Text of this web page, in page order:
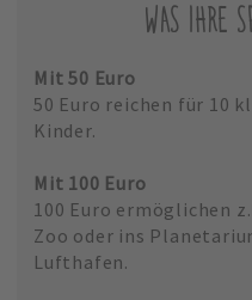
WAS IHRE
Mit 50 Euro
50 Euro reichen für 10
Kinder.
Mit 100 Euro
100 Euro ermöglichen
Zoo oder ins
Lufthafen.